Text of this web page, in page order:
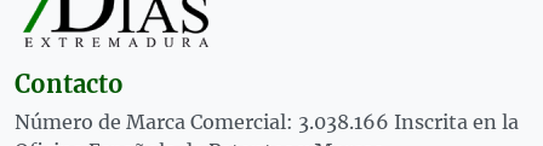
Contacto
Número de Marca Comercial: 3.038.166 Inscrita en la